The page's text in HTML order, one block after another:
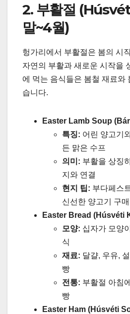
2. 부활절
말~4월)
헝가리에서 부활절은 봄의 시
자연의 부활과 새로운 시작을
에 먹는 음식들은 봄철 재료와
습니다.
Easter Lamb Soup
특징: 어린 양고기
든 맑은 수프
의미: 부활을 상징
지와 연결
현지 팁: 부다페스
신선한 양고기 구
Easter Bread (Húsvéti
모양: 십자가 모양
식
재료: 달걀, 우유,
빵
전통: 부활절 아침
빵
Easter Ham (Húsvéti